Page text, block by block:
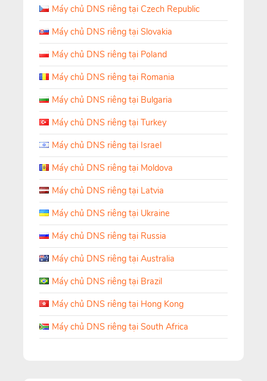
Máy chủ DNS riêng tại Czech Republic
Máy chủ DNS riêng tại Slovakia
Máy chủ DNS riêng tại Poland
Máy chủ DNS riêng tại Romania
Máy chủ DNS riêng tại Bulgaria
Máy chủ DNS riêng tại Turkey
Máy chủ DNS riêng tại Israel
Máy chủ DNS riêng tại Moldova
Máy chủ DNS riêng tại Latvia
Máy chủ DNS riêng tại Ukraine
Máy chủ DNS riêng tại Russia
Máy chủ DNS riêng tại Australia
Máy chủ DNS riêng tại Brazil
Máy chủ DNS riêng tại Hong Kong
Máy chủ DNS riêng tại South Africa